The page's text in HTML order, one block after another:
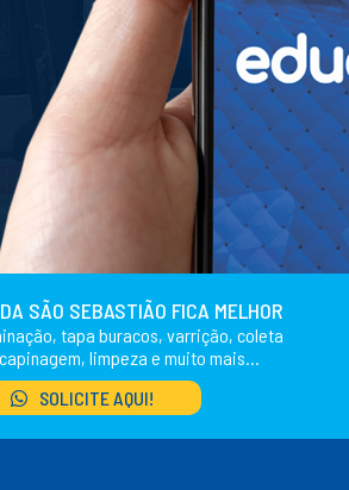
SÃO SEBASTIÃO FICA MELHOR
tapa buracos, varrição, coleta
limpeza e muito mais...
SOLICITE AQUI!